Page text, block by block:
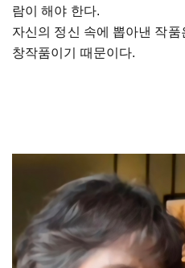
람이 해야 한다.
자신의 정신 속에 뽑아낸 작품
창작품이기 때문이다.